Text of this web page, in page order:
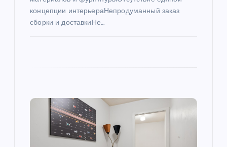
концепции интерьераНепродуманный заказ
сборки и доставкиНе…